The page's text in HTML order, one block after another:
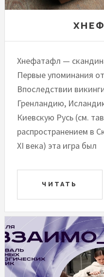
Хнефатафл —
Первые упоминания
Впоследствии
Гренландию,
Киевскую Русь (см.
распространением в
XI века) эта игра был
ЧИТАТЬ